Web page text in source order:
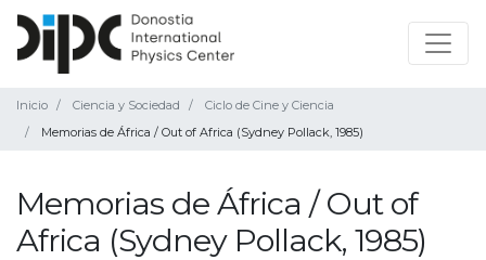
Inicio Ciencia y Sociedad
Ciclo de Cine y Ciencia
Memorias de África / Out of Africa (Sydney Pollack, 1985)
Memorias de África / Out of
Africa (Sydney Pollack, 1985)